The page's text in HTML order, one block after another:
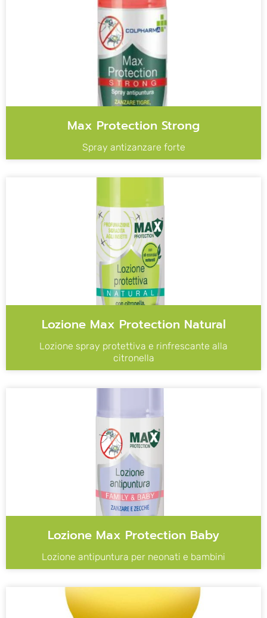
Max Protection Strong
Spray antizanzare forte
Lozione Max Protection Natural
Lozione spray protettiva e rinfrescante alla
citronella
Lozione Max Protection Baby
Lozione antipuntura per neonati e bambini